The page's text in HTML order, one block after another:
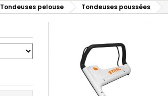
Tondeuses pelouse Tondeuses poussées